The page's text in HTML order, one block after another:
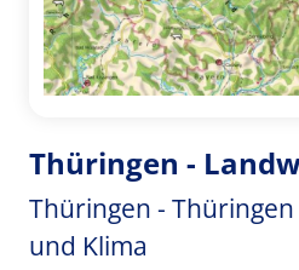
Thüringen -
Thüringen -
und Klima